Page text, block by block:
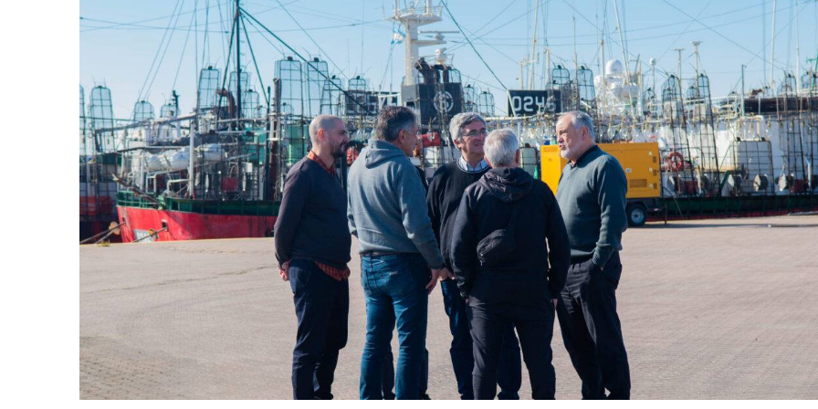
Noticias Principal Servicios
Trabajos en la red de agua en Villa
Noticias Servicios
Turnos de Farmacias de Agosto
2026 en Ensenada
Empresas Noticias Servicios
Por mejoras en el servicio
agua de 11 a 15